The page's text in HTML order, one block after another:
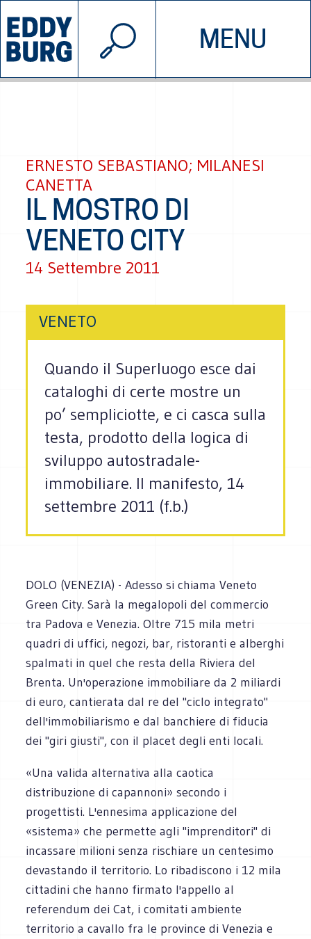
MENU
INIZIATIVE CHI SIAMO
© 2026 EDDYBURG
ERNESTO SEBASTIANO; MILANESI
CANETTA
IL MOSTRO DI
VENETO CITY
14 Settembre 2011
VENETO
Quando il Superluogo esce dai
cataloghi di certe mostre un
po’ sempliciotte, e ci casca sulla
testa, prodotto della logica di
sviluppo autostradale-
immobiliare. Il manifesto, 14
settembre 2011 (f.b.)
DOLO (VENEZIA) - Adesso si chiama Veneto
Green City. Sarà la megalopoli del commercio
tra Padova e Venezia. Oltre 715 mila metri
quadri di uffici, negozi, bar, ristoranti e alberghi
spalmati in quel che resta della Riviera del
Brenta. Un'operazione immobiliare da 2 miliardi
di euro, cantierata dal re del "ciclo integrato"
dell'immobiliarismo e dal banchiere di fiducia
dei "giri giusti", con il placet degli enti locali.
«Una valida alternativa alla caotica
distribuzione di capannoni» secondo i
progettisti. L'ennesima applicazione del
«sistema» che permette agli "imprenditori" di
incassare milioni senza rischiare un centesimo
devastando il territorio. Lo ribadiscono i 12 mila
cittadini che hanno firmato l'appello al
referendum dei Cat, i comitati ambiente
territorio a cavallo fra le province di Venezia e